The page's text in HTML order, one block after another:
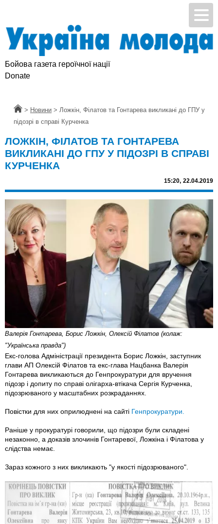
Бойова газета героїчної нації
Donate
Головна
> Новини > Ложкін, Філатов та Гонтарева викликані до ГПУ у
підозрі в справі Курченка
ЛОЖКІН, ФІЛАТОВ ТА ГОНТАРЕВА
ВИКЛИКАНІ ДО ГПУ У ПІДОЗРІ В СПРАВІ
КУРЧЕНКА
15:20, 22.04.2019
Валерія Гонтарева, Борис Ложкін, Олексій Філатов (колаж:
"Українська правда")
Екс-голова Адміністрації президента Борис Ложкін, заступник
глави АП Олексій Філатов та екс-глава Нацбанка Валерія
Гонтарева викликаються до Генпрокуратури для вручення
підозр і допиту по справі олігарха-втікача Сергія Курченка,
підозрюваного у масштабних розкраданнях.
Повістки для них оприлюднені на сайті Генпрокуратури.
Раніше у прокуратурі говорили, що підозри були складені
незаконно, а доказів злочинів Гонтаревої, Ложкіна і Філатова у
слідства немає.
Зараз кожного з них викликають "у якості підозрюваного".